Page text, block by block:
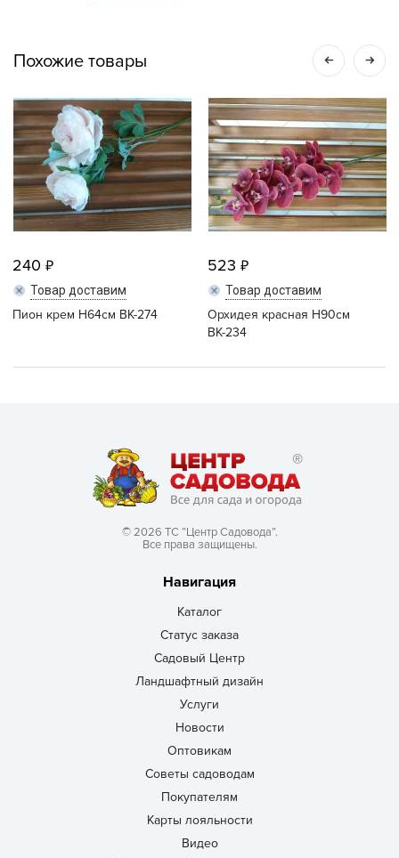
Похожие товары
240
Товар доставим
Пион крем Н64см ВК-274
523
Товар доставим
Орхидея красная Н90см
ВК-234
© 2026 ТС “Центр Садовода”.
Все права защищены.
Навигация
Каталог
Статус заказа
Садовый Центр
Ландшафтный дизайн
Услуги
Новости
Оптовикам
Советы садоводам
Покупателям
Карты лояльности
Видео